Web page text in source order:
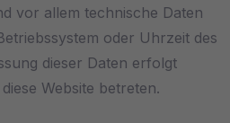
vor allem technische Daten
oder Uhrzeit des
dieser Daten erfolgt
Website betreten.